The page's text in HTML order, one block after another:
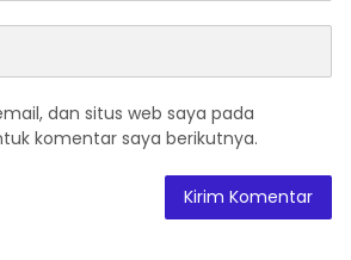
dan situs web saya pada
komentar saya berikutnya.